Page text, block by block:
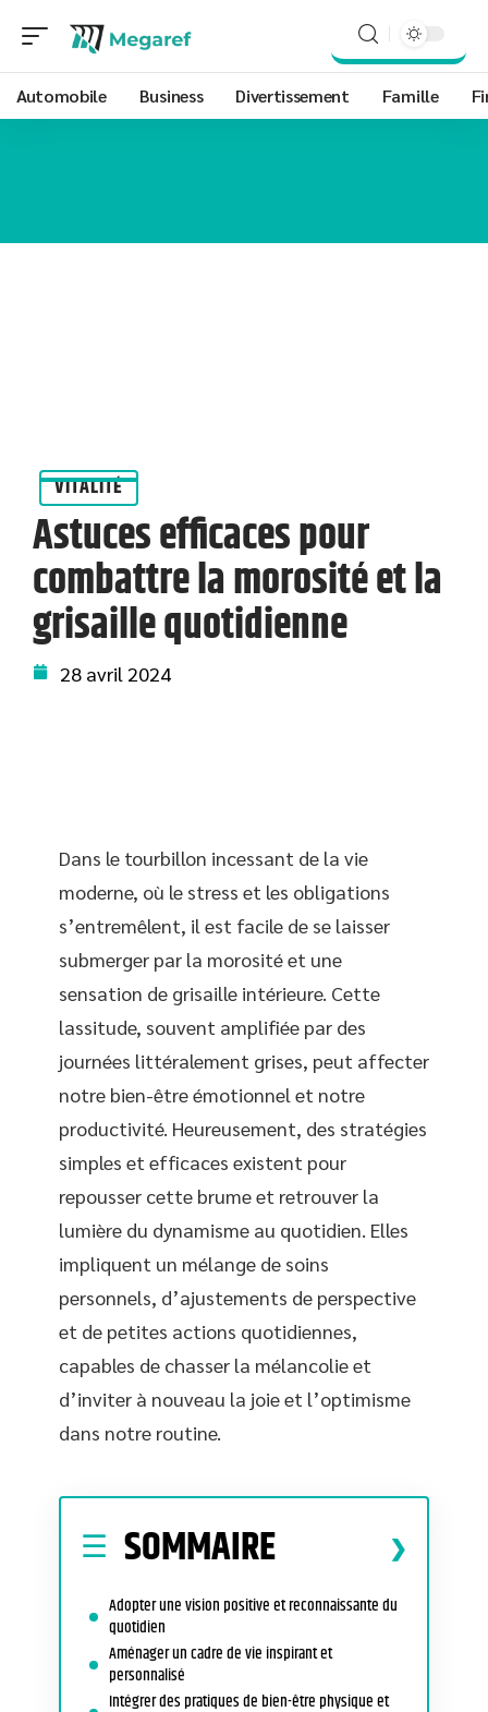
Automobile Business Divertissement Famille
VITALITÉ
Astuces efficaces pour
combattre la morosité et la
grisaille quotidienne
28 avril 2024
Dans le tourbillon incessant de la vie
moderne, où le stress et les obligations
s’entremêlent, il est facile de se laisser
submerger par la morosité et une
sensation de grisaille intérieure. Cette
lassitude, souvent amplifiée par des
journées littéralement grises, peut affecter
notre bien-être émotionnel et notre
productivité. Heureusement, des stratégies
simples et efficaces existent pour
repousser cette brume et retrouver la
lumière du dynamisme au quotidien. Elles
impliquent un mélange de soins
personnels, d’ajustements de perspective
et de petites actions quotidiennes,
capables de chasser la mélancolie et
d’inviter à nouveau la joie et l’optimisme
dans notre routine.
SOMMAIRE
Adopter une vision positive et reconnaissante du
quotidien
Aménager un cadre de vie inspirant et
personnalisé
Intégrer des pratiques de bien-être physique et